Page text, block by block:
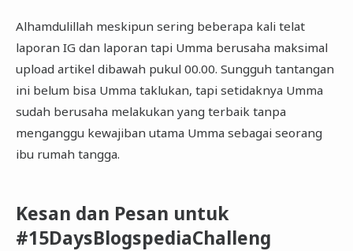
Alhamdulillah meskipun sering beberapa kali telat
laporan IG dan laporan tapi Umma berusaha maksimal
upload artikel dibawah pukul 00.00. Sungguh tantangan
ini belum bisa Umma taklukan, tapi setidaknya Umma
sudah berusaha melakukan yang terbaik tanpa
menganggu kewajiban utama Umma sebagai seorang
ibu rumah tangga.
Kesan dan Pesan untuk
#15DaysBlogspediaChalleng